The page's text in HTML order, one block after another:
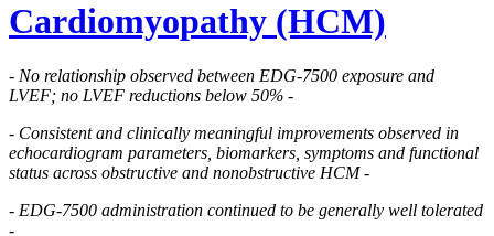
Cardiomyopathy (HCM)
- No relationship observed between EDG-7500 exposure and
LVEF; no LVEF reductions below 50% -
- Consistent and clinically meaningful improvements observed in
echocardiogram parameters, biomarkers, symptoms and functional
status across obstructive and nonobstructive HCM-
- EDG-7500 administration continued to be generally well tolerated
-